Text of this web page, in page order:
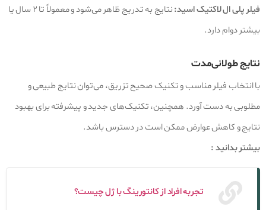
فیلر پلی ال لاکتیک اسید:
نتایج به تدریج ظاهر می‌شود و معمولاً تا ۲ سال یا
بیشتر دوام دارد.
نتایج طولانی‌مدت
با انتخاب فیلر مناسب و تکنیک صحیح تزریق، می‌توان نتایج طبیعی و
مطلوبی به دست آورد. همچنین، تکنیک‌های جدید و پیشرفته برای بهبود
نتایج و کاهش عوارض ممکن است در دسترس باشد.
بیشتر بدانید :
تجربه افراد از کانتورینگ با ژل چیست؟